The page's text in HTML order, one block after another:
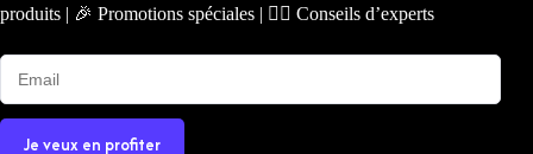
produits | 🎉 Promotions spéciales | 🧑‍⚕️ Conseils d’experts
Je veux en profiter